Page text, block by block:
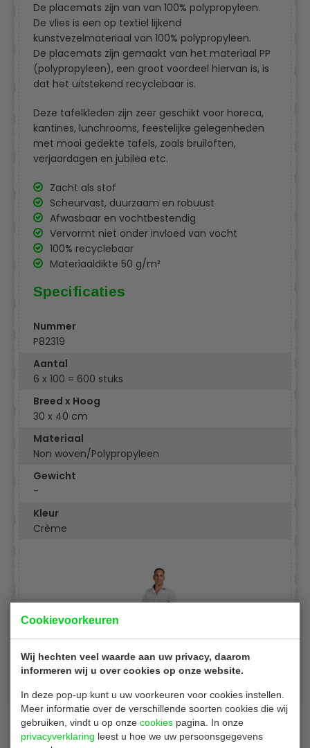
Cookievoorkeuren
Wij hechten veel waarde aan uw privacy, daarom
informeren wij u over cookies op onze website.
In deze pop-up kunt u uw voorkeuren voor cookies instellen.
Meer informatie over de verschillende soorten cookies die wij
gebruiken, vindt u op onze cookies pagina. In onze
privacyverklaring leest u hoe we uw persoonsgegevens
De placemats zijn van van 100% polypropyleen.
De vlies is een op textiel lijkend
kunstvezelmateriaal van 100% polypropyleen.
De placemats zijn gemaakt van het materiaal PP
(polypropyleen), een groot voordeel hiervan is, is
dat het uitstekend recyclebaar is.
Deze tafelkleden zijn zeer geschikt voor horeca,
kantines, lunchrooms, feestelijke gelegenheden
met mooi gedekte tafels, zoals bruiloften,
verjaardagen en jubilea etc.
Zacht als stof
Scheurvast, duurzaam en robuust
Afwasbaar en vochtbestendig
Vervormt niet onder invloed van vocht
100% recyclebaar
Materiaaldikte 50 g/m²
Specificaties
Nummer
P82319
Aantal
6 x 100 = 600 stuks
Breed x Hoog
30 x 40 cm
Materiaal
Non woven/Polypropyleen
Gewicht
-
Kleur
Crème